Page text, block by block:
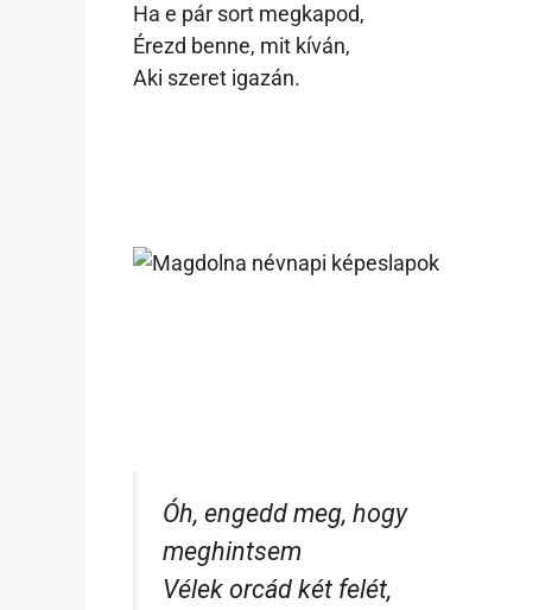
Ha e pár sort megkapod,
Érezd benne, mit kíván,
Aki szeret igazán.
Óh, engedd meg, hogy
meghintsem
Vélek orcád két felét,